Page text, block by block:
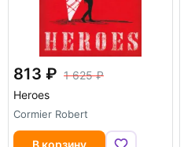
813
1 625
Heroes
Cormier Robert
В корзину